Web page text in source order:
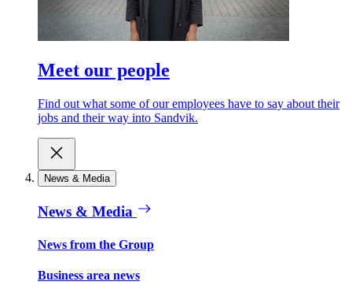
Meet our people
Find out what some of our employees have to say about their
jobs and their way into Sandvik.
News & Media
News & Media
News from the Group
Business area news